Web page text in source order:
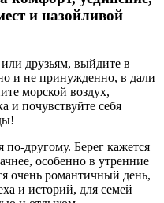
и назойливой
друзьям, выйдите в
и не принужденно, в дали
морской воздух,
и почувствуйте себя
другому. Берег кажется
особенно в утренние
очень романтичный день,
и историй, для семей